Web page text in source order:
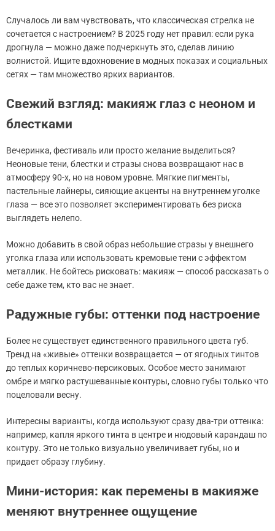
Случалось ли вам чувствовать, что классическая стрелка не
сочетается с настроением? В 2025 году нет правил: если рука
дрогнула — можно даже подчеркнуть это, сделав линию
волнистой. Ищите вдохновение в модных показах и социальных
сетях — там множество ярких вариантов.
Свежий взгляд: макияж глаз с неоном и
блестками
Вечеринка, фестиваль или просто желание выделиться?
Неоновые тени, блестки и стразы снова возвращают нас в
атмосферу 90-х, но на новом уровне. Мягкие пигменты,
пастельные лайнеры, сияющие акценты на внутреннем уголке
глаза — все это позволяет экспериментировать без риска
выглядеть нелепо.
Можно добавить в свой образ небольшие стразы у внешнего
уголка глаза или использовать кремовые тени с эффектом
металлик. Не бойтесь рисковать: макияж — способ рассказать о
себе даже тем, кто вас не знает.
Радужные губы: оттенки под настроение
Более не существует единственного правильного цвета губ.
Тренд на «живые» оттенки возвращается — от ягодных тинтов
до теплых коричнево-персиковых. Особое место занимают
омбре и мягко растушеванные контуры, словно губы только что
поцеловали весну.
Интересны варианты, когда используют сразу два-три оттенка:
например, капля яркого тинта в центре и нюдовый карандаш по
контуру. Это не только визуально увеличивает губы, но и
придает образу глубину.
Мини-история: как перемены в макияже
меняют внутреннее ощущение